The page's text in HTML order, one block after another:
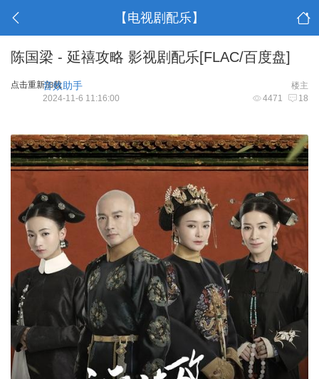
【电视剧配乐】
陈国梁 - 延禧攻略 影视剧配乐[FLAC/百度盘]
点击重新加载 楼主
音效助手
4471 18
2024-11-6 11:16:00